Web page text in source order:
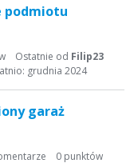
podmiotu
Ostatnie od Filip23
grudnia 2024
garaż
0 punktów